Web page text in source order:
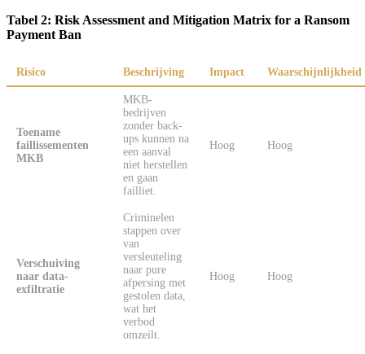
Tabel 2: Risk Assessment and Mitigation Matrix for a Ransom
Payment Ban
Risico Beschrijving Impact Waarschijnlijkheid
Toename
faillissementen
MKB
MKB-
bedrijven
zonder back-
ups kunnen na
een aanval
niet herstellen
en gaan
failliet.
Hoog Hoog
Verschuiving
naar data-
exfiltratie
Criminelen
stappen over
van
versleuteling
naar pure
afpersing met
gestolen data,
wat het
verbod
omzeilt.
Hoog Hoog